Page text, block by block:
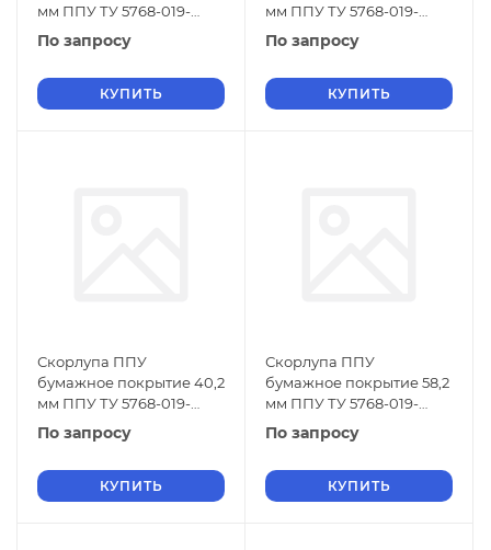
мм ППУ ТУ 5768-019-
01297858-01
По запросу
КУПИТЬ
мм ППУ ТУ 5768-019-
01297858-01
По запросу
КУПИТЬ
Скорлупа ППУ
бумажное покрытие 40,2
мм ППУ ТУ 5768-019-
01297858-01
По запросу
КУПИТЬ
Скорлупа ППУ
бумажное покрытие 58,2
мм ППУ ТУ 5768-019-
01297858-01
По запросу
КУПИТЬ